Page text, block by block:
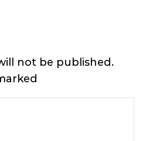
not be published.